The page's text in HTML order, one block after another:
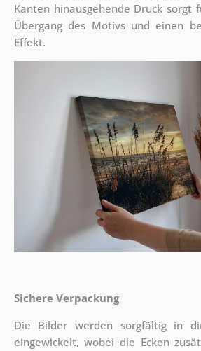
Kanten hinausgehende Druck sorgt
Übergang des Motivs und einen
Effekt.
Sichere Verpackung
Die Bilder werden sorgfältig in
eingewickelt, wobei die Ecken